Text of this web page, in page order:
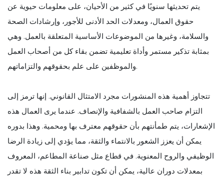
يتم تحديثها سنويًا في كثير من الأحيان، على معلومات حيوية عن
حقوق العمال، ومعدلات الحد الأدنى للأجور، وإرشادات الصحة
والسلامة، وغيرها من الموضوعات الأساسية المتعلقة بالعمل. وهي
بمثابة تذكير مستمر وأداة تعليمية تضمن بقاء كل من أصحاب العمل
والموظفين على علم بحقوقهم والتزاماتهم.
تتجاوز أهمية هذه المنشورات مجرد الامتثال القانوني. إنها ترمز إلى
التزام صاحب العمل بالشفافية والإنصاف. عندما يرى العمال هذه
الإشعارات، يتم طمأنتهم بأن حقوقهم معترف بها ومحمية. وهذا بدوره
يمكن أن يعزز الشعور بالانتماء والثقة، مما يؤدي إلى زيادة الرضا
الوظيفي والروح المعنوية. في قطاع مثل صناعة المطاعم، المعروف
بمعدلات دوران عالية، يمكن أن تكون تدابير بناء الثقة هذه لا تقدر